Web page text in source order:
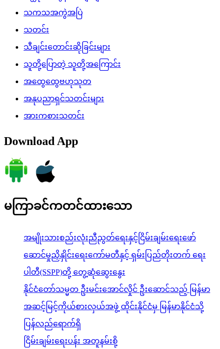
သကသအကွဲအပြဲ
သတင်း
သီချင်းတောင်းဆိုခြင်းများ
သူတို့ပြောတဲ့ သူတို့အကြောင်း
အထွေထွေဗဟုသုတ
အနုပညာရှင်သတင်းများ
အားကစားသတင်း
Download App
မကြာခင်ကတင်ထားသော
အမျိုးသားစည်းလုံးညီညွတ်ရေးနှင့်ငြိမ်းချမ်းရေးဖော်
ဆောင်မှုညှိနှိုင်းရေးကော်မတီနှင့် ရှမ်းပြည်တိုးတက် ရေး
ပါတီ(SSPP)တို့ တွေ့ဆုံဆွေးနွေး
နိုင်ငံတော်သမ္မတ ဦးမင်းအောင်လှိုင် ဦးဆောင်သည့် မြန်မာ
အဆင့်မြင့်ကိုယ်စားလှယ်အဖွဲ့ ထိုင်းနိုင်ငံမှ မြန်မာနိုင်ငံသို့
ပြန်လည်ရောက်ရှိ
ငြိမ်းချမ်းရေးပန်း အတူနမ်းစို့